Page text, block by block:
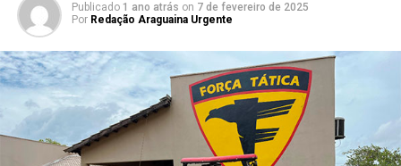
Publicado 1 ano atrás on 7 de fevereiro de 2025
Por Redação Araguaina Urgente